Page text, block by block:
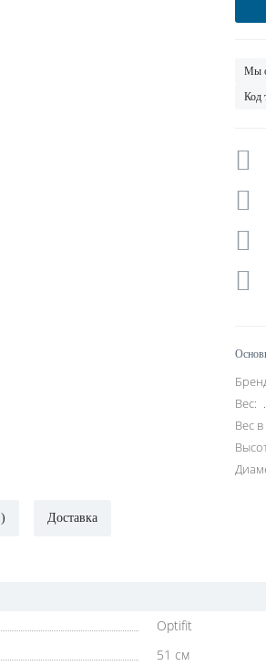
Мы
Код
Вес:
Вес
Доставка
Optifit
51 см